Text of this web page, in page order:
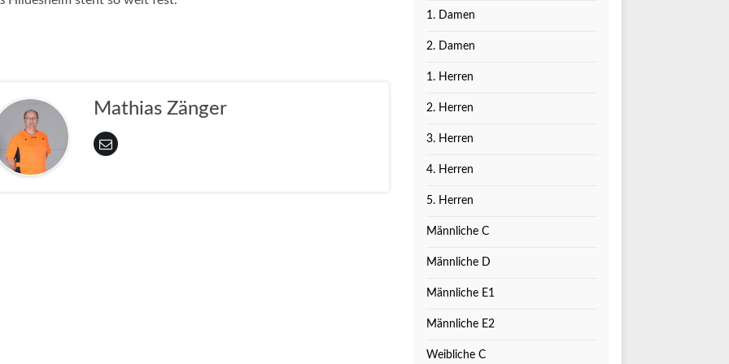
Mathias Zänger
1. Damen
2. Damen
1. Herren
2. Herren
3. Herren
4. Herren
5. Herren
Männliche C
Männliche D
Männliche E1
Männliche E2
Weibliche C